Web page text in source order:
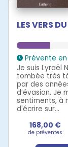
LES VERS
Prévente
Je suis Lyraël
tombée très
par des
d’évasion. Je
sentiments, à
d'écrire sur...
168,00 €
de préventes